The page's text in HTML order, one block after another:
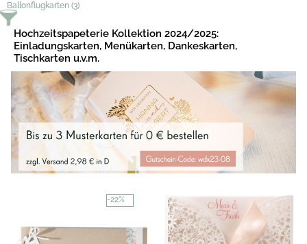
Ballonflugkarten (3)
Hochzeitspapeterie Kollektion 2024/2025:
Einladungskarten, Menükarten, Dankeskarten,
Tischkarten u.v.m.
-22%